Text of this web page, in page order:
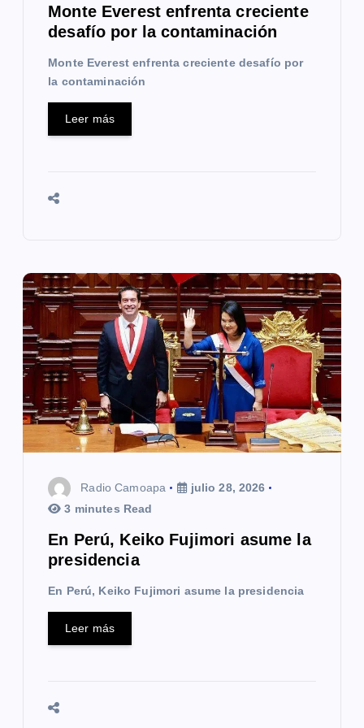
Monte Everest enfrenta creciente
desafío por la contaminación
Monte Everest enfrenta creciente desafío por
la contaminación
Leer más
Radio Camoapa
julio 28, 2026
3 minutes Read
En Perú, Keiko Fujimori asume la
presidencia
En Perú, Keiko Fujimori asume la presidencia
Leer más